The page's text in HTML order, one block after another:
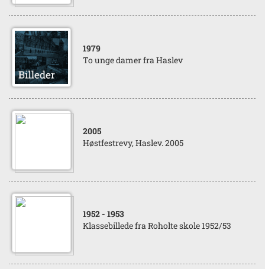
1979
To unge damer fra Haslev
2005
Høstfestrevy, Haslev. 2005
1952 - 1953
Klassebillede fra Roholte skole 1952/53